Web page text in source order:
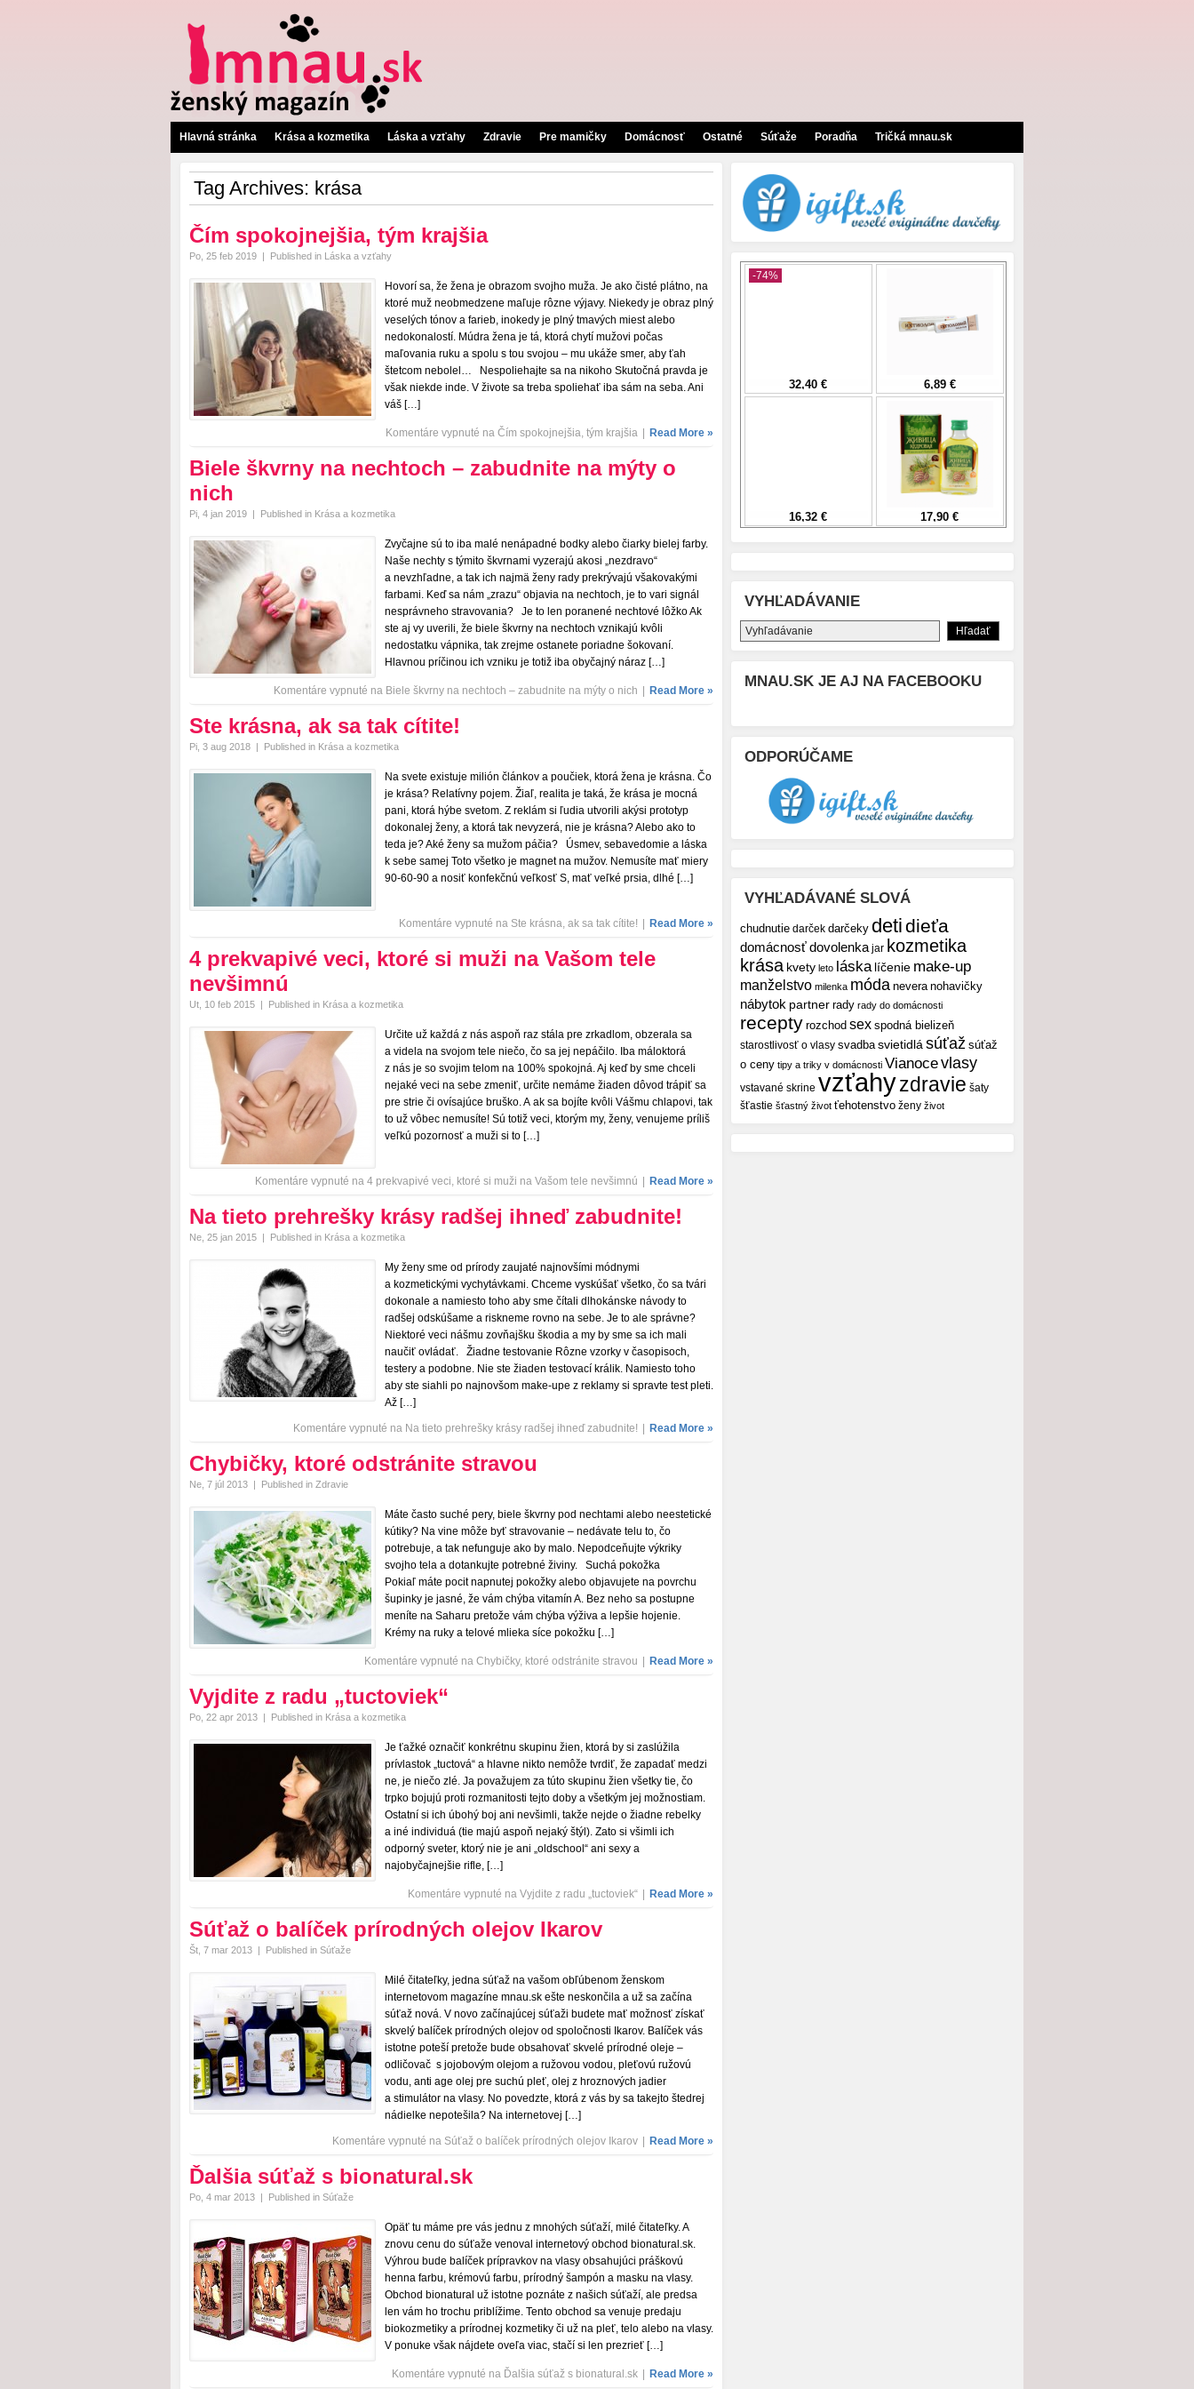
Hlavná stránka Krása a kozmetika Láska a vzťahy Zdravie Pre mamičky Domácnosť Ostatné Súťaže Poradňa Tričká mnau.sk
Tag Archives: krása
Čím spokojnejšia, tým krajšia
Po, 25 feb 2019 | Published in Láska a vzťahy
Hovorí sa, že žena je obrazom svojho muža. Je ako čisté plátno, na
ktoré muž neobmedzene maľuje rôzne výjavy. Niekedy je obraz plný
veselých tónov a farieb, inokedy je plný tmavých miest alebo
nedokonalostí. Múdra žena je tá, ktorá chytí mužovi počas
maľovania ruku a spolu s tou svojou – mu ukáže smer, aby ťah
štetcom nebolel… Nespoliehajte sa na nikoho Skutočná pravda je
však niekde inde. V živote sa treba spoliehať iba sám na seba. Ani
váš […]
Komentáre vypnuté na Čím spokojnejšia, tým krajšia Read More »
Biele škvrny na nechtoch – zabudnite na mýty o
nich
Pi, 4 jan 2019 | Published in Krása a kozmetika
Zvyčajne sú to iba malé nenápadné bodky alebo čiarky bielej farby.
Naše nechty s týmito škvrnami vyzerajú akosi „nezdravo“
a nevzhľadne, a tak ich najmä ženy rady prekrývajú všakovakými
farbami. Keď sa nám „zrazu“ objavia na nechtoch, je to vari signál
nesprávneho stravovania? Je to len poranené nechtové lôžko Ak
ste aj vy uverili, že biele škvrny na nechtoch vznikajú kvôli
nedostatku vápnika, tak zrejme ostanete poriadne šokovaní.
Hlavnou príčinou ich vzniku je totiž iba obyčajný náraz […]
Komentáre vypnuté na Biele škvrny na nechtoch – zabudnite na mýty o nich Read More »
Ste krásna, ak sa tak cítite!
Pi, 3 aug 2018 | Published in Krása a kozmetika
Na svete existuje milión článkov a poučiek, ktorá žena je krásna. Čo
je krása? Relatívny pojem. Žiaľ, realita je taká, že krása je mocná
pani, ktorá hýbe svetom. Z reklám si ľudia utvorili akýsi prototyp
dokonalej ženy, a ktorá tak nevyzerá, nie je krásna? Alebo ako to
teda je? Aké ženy sa mužom páčia? Úsmev, sebavedomie a láska
k sebe samej Toto všetko je magnet na mužov. Nemusíte mať miery
90-60-90 a nosiť konfekčnú veľkosť S, mať veľké prsia, dlhé […]
Komentáre vypnuté na Ste krásna, ak sa tak cítite! Read More »
4 prekvapivé veci, ktoré si muži na Vašom tele
nevšimnú
Ut, 10 feb 2015 | Published in Krása a kozmetika
Určite už každá z nás aspoň raz stála pre zrkadlom, obzerala sa
a videla na svojom tele niečo, čo sa jej nepáčilo. Iba máloktorá
z nás je so svojim telom na 100% spokojná. Aj keď by sme chceli
nejaké veci na sebe zmeniť, určite nemáme žiaden dôvod trápiť sa
pre strie či ovísajúce bruško. A ak sa bojíte kvôli Vášmu chlapovi, tak
to už vôbec nemusíte! Sú totiž veci, ktorým my, ženy, venujeme príliš
veľkú pozornosť a muži si to […]
Komentáre vypnuté na 4 prekvapivé veci, ktoré si muži na Vašom tele nevšimnú Read More »
Na tieto prehrešky krásy radšej ihneď zabudnite!
Ne, 25 jan 2015 | Published in Krása a kozmetika
My ženy sme od prírody zaujaté najnovšími módnymi
a kozmetickými vychytávkami. Chceme vyskúšať všetko, čo sa tvári
dokonale a namiesto toho aby sme čítali dlhokánske návody to
radšej odskúšame a riskneme rovno na sebe. Je to ale správne?
Niektoré veci nášmu zovňajšku škodia a my by sme sa ich mali
naučiť ovládať. Žiadne testovanie Rôzne vzorky v časopisoch,
testery a podobne. Nie ste žiaden testovací králik. Namiesto toho
aby ste siahli po najnovšom make-upe z reklamy si spravte test pleti.
Až […]
Komentáre vypnuté na Na tieto prehrešky krásy radšej ihneď zabudnite! Read More »
Chybičky, ktoré odstránite stravou
Ne, 7 júl 2013 | Published in Zdravie
Máte často suché pery, biele škvrny pod nechtami alebo neestetické
kútiky? Na vine môže byť stravovanie – nedávate telu to, čo
potrebuje, a tak nefunguje ako by malo. Nepodceňujte výkriky
svojho tela a dotankujte potrebné živiny. Suchá pokožka
Pokiaľ máte pocit napnutej pokožky alebo objavujete na povrchu
šupinky je jasné, že vám chýba vitamín A. Bez neho sa postupne
meníte na Saharu pretože vám chýba výživa a lepšie hojenie.
Krémy na ruky a telové mlieka síce pokožku […]
Komentáre vypnuté na Chybičky, ktoré odstránite stravou Read More »
Vyjdite z radu „tuctoviek“
Po, 22 apr 2013 | Published in Krása a kozmetika
Je ťažké označiť konkrétnu skupinu žien, ktorá by si zaslúžila
prívlastok „tuctová“ a hlavne nikto nemôže tvrdiť, že zapadať medzi
ne, je niečo zlé. Ja považujem za túto skupinu žien všetky tie, čo
trpko bojujú proti rozmanitosti tejto doby a všetkým jej možnostiam.
Ostatní si ich úbohý boj ani nevšimli, takže nejde o žiadne rebelky
a iné individuá (tie majú aspoň nejaký štýl). Zato si všimli ich
odporný sveter, ktorý nie je ani „oldschool“ ani sexy a
najobyčajnejšie rifle, […]
Komentáre vypnuté na Vyjdite z radu „tuctoviek“ Read More »
Súťaž o balíček prírodných olejov Ikarov
Št, 7 mar 2013 | Published in Súťaže
Milé čitateľky, jedna súťaž na vašom obľúbenom ženskom
internetovom magazíne mnau.sk ešte neskončila a už sa začína
súťaž nová. V novo začínajúcej súťaži budete mať možnosť získať
skvelý balíček prírodných olejov od spoločnosti Ikarov. Balíček vás
istotne poteší pretože bude obsahovať skvelé prírodné oleje –
odličovač s jojobovým olejom a ružovou vodou, pleťovú ružovú
vodu, anti age olej pre suchú pleť, olej z hroznových jadier
a stimulátor na vlasy. No povedzte, ktorá z vás by sa takejto štedrej
nádielke nepotešila? Na internetovej […]
Komentáre vypnuté na Súťaž o balíček prírodných olejov Ikarov Read More »
Ďalšia súťaž s bionatural.sk
Po, 4 mar 2013 | Published in Súťaže
Opäť tu máme pre vás jednu z mnohých súťaží, milé čitateľky. A
znovu cenu do súťaže venoval internetový obchod bionatural.sk.
Výhrou bude balíček prípravkov na vlasy obsahujúci práškovú
henna farbu, krémovú farbu, prírodný šampón a masku na vlasy.
Obchod bionatural už istotne poznáte z našich súťaží, ale predsa
len vám ho trochu priblížime. Tento obchod sa venuje predaju
biokozmetiky a prírodnej kozmetiky či už na pleť, telo alebo na vlasy.
V ponuke však nájdete oveľa viac, stačí si len prezrieť […]
Komentáre vypnuté na Ďalšia súťaž s bionatural.sk Read More »
VYHĽADÁVANIE
MNAU.SK JE AJ NA FACEBOOKU
ODPORÚČAME
VYHĽADÁVANÉ SLOVÁ
chudnutie darček darčeky detidieťa
domácnosťdovolenka jar kozmetika
krása kvety leto láska líčenie make-up
manželstvo milenka móda nevera nohavičky
nábytok partner rady rady do domácnosti
recepty rozchod sex spodná bielizeň
starostlivosť o vlasy svadba svietidlá súťaž súťaž
o ceny tipy a triky v domácnosti Vianocevlasy
vstavané skrine vzťahyzdravie šaty
šťastie šťastný život ťehotenstvo ženy život